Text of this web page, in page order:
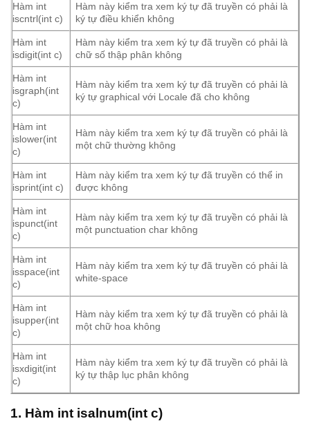
Hàm int
iscntrl(int c)
Hàm này kiểm tra xem ký tự đã truyền có phải là
ký tự điều khiển không
Hàm int
isdigit(int c)
Hàm này kiểm tra xem ký tự đã truyền có phải là
chữ số thập phân không
Hàm int
isgraph(int
c)
Hàm này kiểm tra xem ký tự đã truyền có phải là
ký tự graphical với Locale đã cho không
Hàm int
islower(int
c)
Hàm này kiểm tra xem ký tự đã truyền có phải là
một chữ thường không
Hàm int
isprint(int c)
Hàm này kiểm tra xem ký tự đã truyền có thể in
được không
Hàm int
ispunct(int
c)
Hàm này kiểm tra xem ký tự đã truyền có phải là
một punctuation char không
Hàm int
isspace(int
c)
Hàm này kiểm tra xem ký tự đã truyền có phải là
white-space
Hàm int
isupper(int
c)
Hàm này kiểm tra xem ký tự đã truyền có phải là
một chữ hoa không
Hàm int
isxdigit(int
c)
Hàm này kiểm tra xem ký tự đã truyền có phải là
ký tự thập lục phân không
1. Hàm int isalnum(int c)